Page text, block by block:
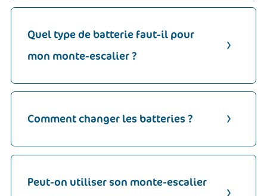
Quel type de batterie faut-il pour
mon monte-escalier ?
Comment changer les batteries ?
Peut-on utiliser son monte-escalier